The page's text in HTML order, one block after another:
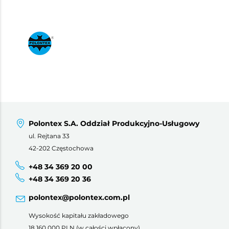
Polontex S.A. Oddział Produkcyjno-Usługowy
ul. Rejtana 33
42-202 Częstochowa
+48 34 369 20 00
+48 34 369 20 36
polontex@polontex.com.pl
Wysokość kapitału zakładowego